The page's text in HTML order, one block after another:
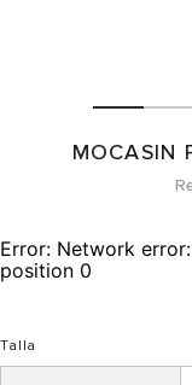
MOCASIN
Error: Network
position 0
Talla